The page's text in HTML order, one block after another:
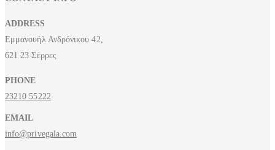
ADDRESS
Εμμανουήλ Ανδρόνικου 42,
621 23 Σέρρες
PHONE
23210 55222
EMAIL
info@privegala.com